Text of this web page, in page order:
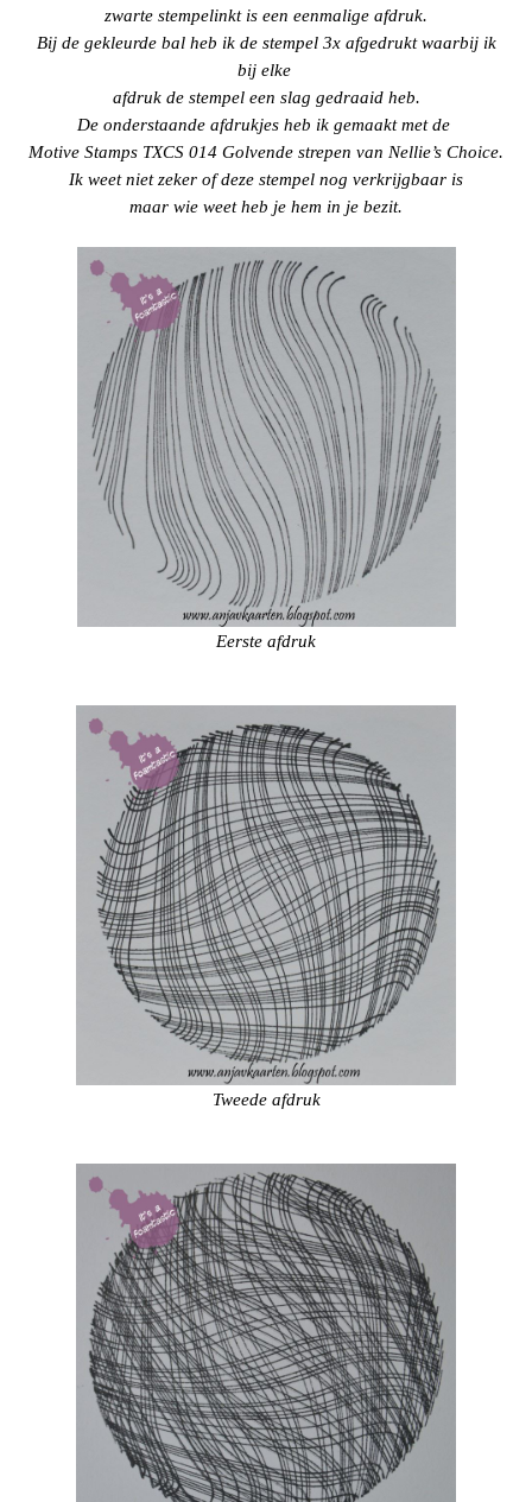
zwarte stempelinkt is een eenmalige afdruk.
Bij de gekleurde bal heb ik de stempel 3x afgedrukt waarbij ik
bij elke
afdruk de stempel een slag gedraaid heb.
De onderstaande afdrukjes heb ik gemaakt met de
Motive Stamps TXCS 014 Golvende strepen van Nellie’s Choice.
Ik weet niet zeker of deze stempel nog verkrijgbaar is
maar wie weet heb je hem in je bezit.
Eerste afdruk
Tweede afdruk